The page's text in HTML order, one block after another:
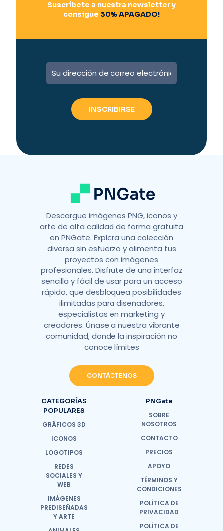
Suscríbete a nuestra newsletter y
consigue 30% APAGADO!
Descargue imágenes PNG, iconos y
arte de alta calidad de forma gratuita
en PNGate. Explora una colección
diversa sin esfuerzo y alimenta tus
proyectos con imágenes
profesionales. Disfrute de una interfaz
sencilla y fácil de usar para un acceso
rápido, que desbloquea posibilidades
ilimitadas para diseñadores,
especialistas en marketing y
creadores. Únase a nuestra vibrante
comunidad, donde la inspiración no
conoce límites
CONTÁCTENOS
CATEGORÍAS
POPULARES
GRÁFICOS 3D
ICONOS
LOGOTIPOS
REDES
SOCIALES Y
WEB
IMÁGENES
PREDISEÑADAS
Y ARTE
PNGate
SOBRE
NOSOTROS
CONTACTO
PRECIOS
APOYO
TÉRMINOS Y
CONDICIONES
POLÍTICA DE
PRIVACIDAD
POLÍTICA DE